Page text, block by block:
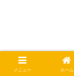
メニュー ホーム